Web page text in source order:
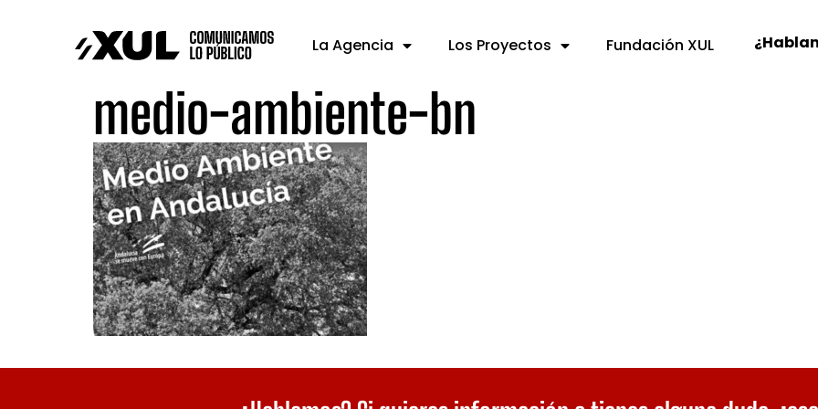
La Agencia Los Proyectos Fundación XUL
medio-ambiente-bn